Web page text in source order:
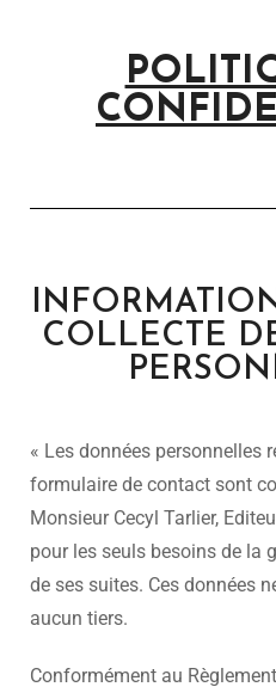
COLLECTE
« Les données personnelles
formulaire de contact sont
Monsieur Cecyl Tarlier,
pour les seuls besoins de la
de ses suites. Ces données
aucun tiers.
Conformément au